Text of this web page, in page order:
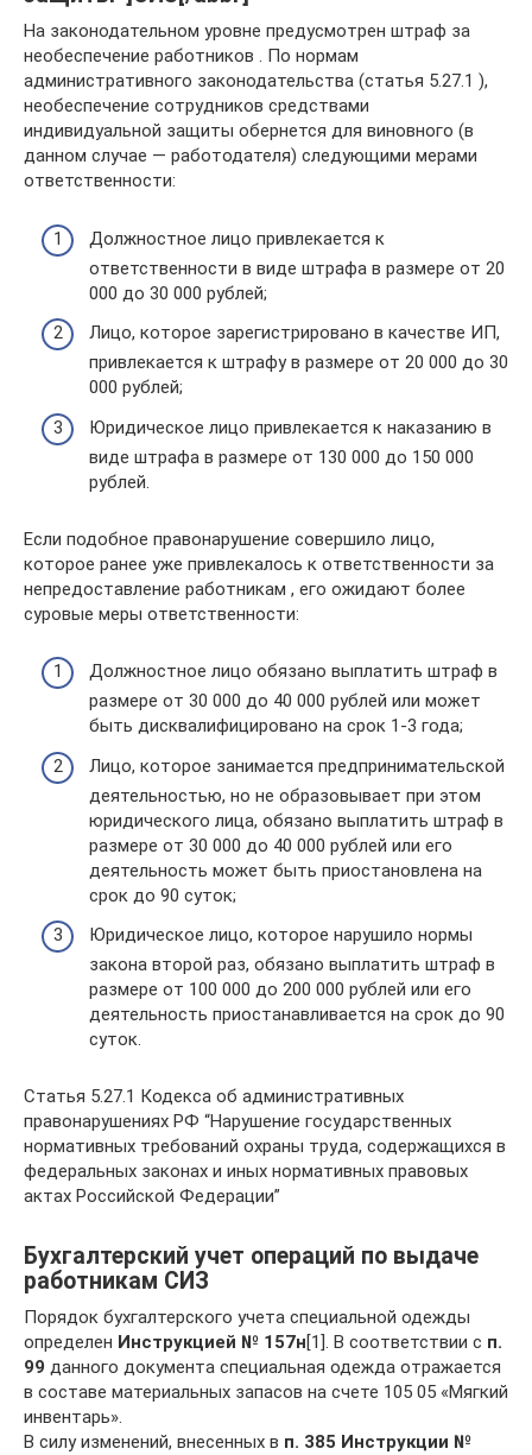
На законодательном уровне предусмотрен штраф за
необеспечение работников . По нормам
административного законодательства (статья 5.27.1 ),
необеспечение сотрудников средствами
индивидуальной защиты обернется для виновного (в
данном случае — работодателя) следующими мерами
ответственности:
Должностное лицо привлекается к
ответственности в виде штрафа в размере от 20
000 до 30 000 рублей;
Лицо, которое зарегистрировано в качестве ИП,
привлекается к штрафу в размере от 20 000 до 30
000 рублей;
Юридическое лицо привлекается к наказанию в
виде штрафа в размере от 130 000 до 150 000
рублей.
Если подобное правонарушение совершило лицо,
которое ранее уже привлекалось к ответственности за
непредоставление работникам , его ожидают более
суровые меры ответственности:
Должностное лицо обязано выплатить штраф в
размере от 30 000 до 40 000 рублей или может
быть дисквалифицировано на срок 1-3 года;
Лицо, которое занимается предпринимательской
деятельностью, но не образовывает при этом
юридического лица, обязано выплатить штраф в
размере от 30 000 до 40 000 рублей или его
деятельность может быть приостановлена на
срок до 90 суток;
Юридическое лицо, которое нарушило нормы
закона второй раз, обязано выплатить штраф в
размере от 100 000 до 200 000 рублей или его
деятельность приостанавливается на срок до 90
суток.
Статья 5.27.1 Кодекса об административных
правонарушениях РФ “Нарушение государственных
нормативных требований охраны труда, содержащихся в
федеральных законах и иных нормативных правовых
актах Российской Федерации”
Бухгалтерский учет операций по выдаче
работникам СИЗ
Порядок бухгалтерского учета специальной одежды
определен Инструкцией № 157н[1]. В соответствии с п.
99 данного документа специальная одежда отражается
в составе материальных запасов на счете 105 05 «Мягкий
инвентарь».
В силу изменений, внесенных в п. 385 Инструкции №